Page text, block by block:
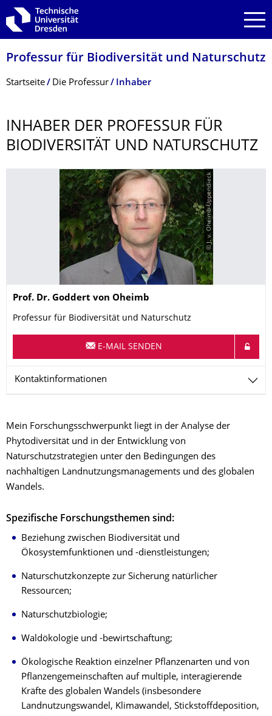
Zur Hauptnavigation springen
Zur Suche springen
Zum Inhalt springen
Professur für Biodiversität und Naturschutz
Breadcrumb-Menü
Startseite Die Professur Inhaber
INHABER DER PROFESSUR FÜR
BIODIVERSITÄT UND NATURSCHUTZ
© J. v. Oheimb-Uppendieck
Name
Prof. Dr. Goddert von Oheimb
Professur für Biodiversität und Naturschutz
E-MAIL SENDEN
Kontaktinformationen
Mein Forschungsschwerpunkt liegt in der Analyse der
Phytodiversität und in der Entwicklung von
Naturschutzstrategien unter den Bedingungen des
nachhaltigen Landnutzungsmanagements und des globalen
Wandels.
Spezifische Forschungsthemen sind:
Beziehung zwischen Biodiversität und
Ökosystemfunktionen und -dienstleistungen;
Naturschutzkonzepte zur Sicherung natürlicher
Ressourcen;
Naturschutzbiologie;
Waldökologie und -bewirtschaftung;
Ökologische Reaktion einzelner Pflanzenarten und von
Pflanzengemeinschaften auf multiple, interagierende
Kräfte des globalen Wandels (insbesondere
Landnutzungswandel, Klimawandel, Stickstoffdeposition,